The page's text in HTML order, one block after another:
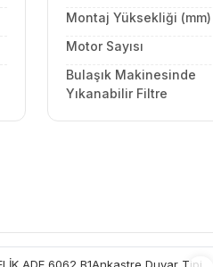
Montaj Yüksekliği (mm)
Motor Sayısı
Bulaşık Makinesinde
Yıkanabilir Filtre